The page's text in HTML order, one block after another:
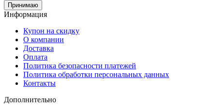
Принимаю
Информация
Купон на скидку
О компании
Доставка
Оплата
Политика безопасности платежей
Политика обработки персональных данных
Контакты
Дополнительно